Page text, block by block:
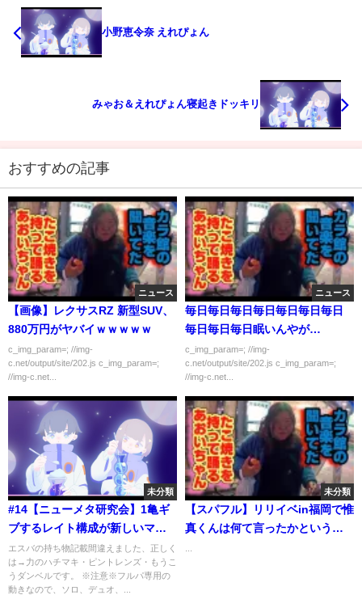
小野恵令奈 えれぴょん
みゃお＆えれぴょん寝起きドッキリ
おすすめの記事
ニュース
【画像】レクサスRZ 新型SUV、
880万円がヤバイｗｗｗｗｗ
c_img_param=; //img-
c.net/output/site/202.js c_img_param=;
//img-c.net...
ニュース
毎日毎日毎日毎日毎日毎日毎日
毎日毎日毎日眠いんやが…
c_img_param=; //img-
c.net/output/site/202.js c_img_param=;
//img-c.net...
未分類
#14【ニューメタ研究会】1亀ギ
ブするレイト構成が新しいマク
ロで強すぎたｗｗ 113からの401
とか訳が分からないよ【ポケモ
ンユナイト】
エスバの持ち物記載間違えました、正しく
は→力のハチマキ・ピントレンズ・もうこ
うダンベルです。 ※注意※フルパ専用の
動きなので、ソロ、デュオ、...
未分類
【スパフル】リリイベin福岡で惟
真くんは何て言ったかというと...